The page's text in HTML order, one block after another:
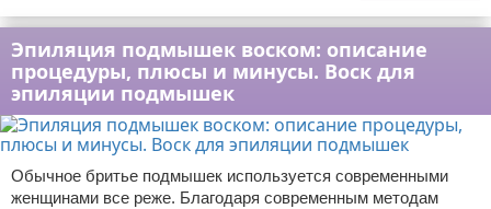
Эпиляция подмышек воском: описание
процедуры, плюсы и минусы. Воск для
эпиляции подмышек
Обычное бритье подмышек используется современными
женщинами все реже. Благодаря современным методам